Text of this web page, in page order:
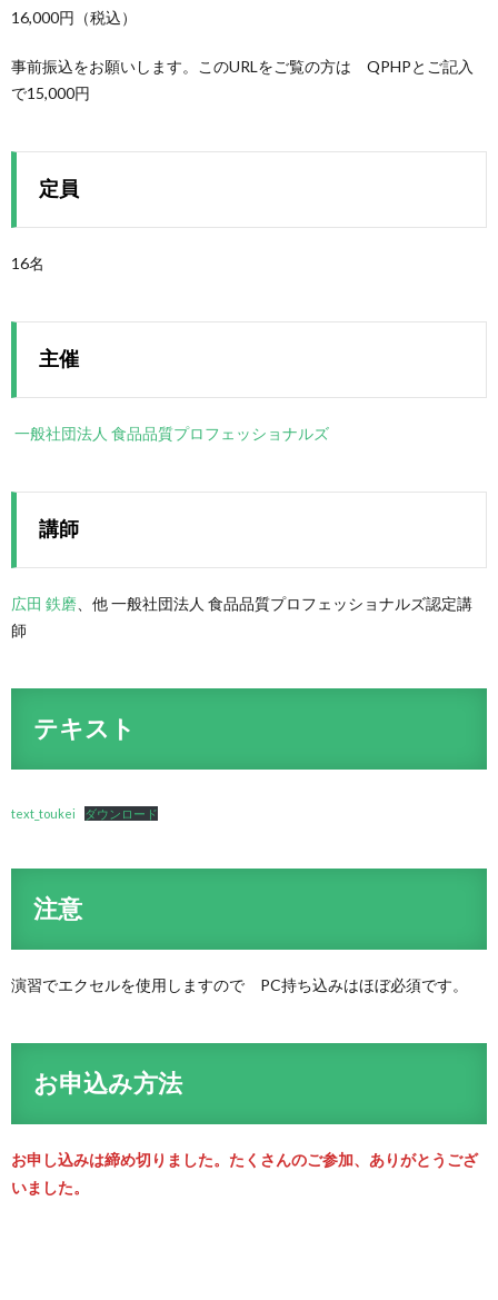
16,000円（税込）
事前振込をお願いします。このURLをご覧の方は QPHPとご記入
で15,000円
定員
16名
主催
一般社団法人 食品品質プロフェッショナルズ
講師
広田 鉄磨 、他 一般社団法人 食品品質プロフェッショナルズ認定講
師
テキスト
text_toukei ダウンロード
注意
演習でエクセルを使用しますので PC持ち込みはほぼ必須です。
お申込み方法
お申し込みは締め切りました。たくさんのご参加、ありがとうござ
いました。